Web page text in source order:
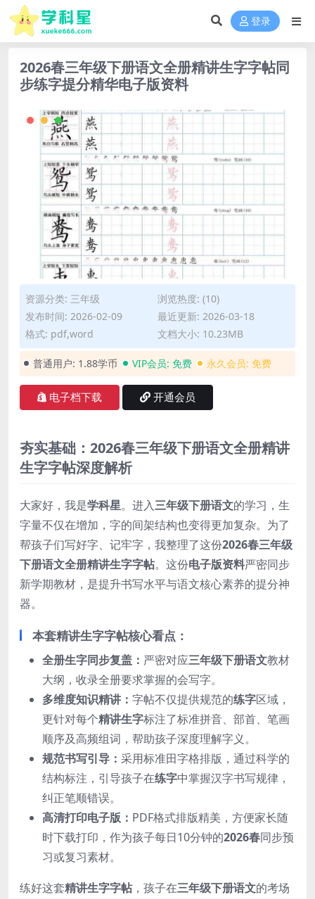
登录
2026春三年级下册语文全册精讲生字字帖同
步练字提分精华电子版资料
资源分类: 三年级
浏览热度: (10)
发布时间: 2026-02-09
最近更新: 2026-03-18
格式: pdf,word
文档大小: 10.23MB
普通用户: 1.88学币 VIP会员: 免费 永久会员: 免费
电子档下载 开通会员
夯实基础：2026春三年级下册语文全册精讲
生字字帖深度解析
大家好，我是学科星。进入三年级下册语文的学习，生
字量不仅在增加，字的间架结构也变得更加复杂。为了
帮孩子们写好字、记牢字，我整理了这份2026春三年级
下册语文全册精讲生字字帖。这份电子版资料严密同步
新学期教材，是提升书写水平与语文核心素养的提分神
器。
本套精讲生字字帖核心看点：
全册生字同步复盖： 严密对应三年级下册语文教材
大纲，收录全册要求掌握的会写字。
多维度知识精讲： 字帖不仅提供规范的练字区域，
更针对每个精讲生字标注了标准拼音、部首、笔画
顺序及高频组词，帮助孩子深度理解字义。
规范书写引导： 采用标准田字格排版，通过科学的
结构标注，引导孩子在练字中掌握汉字书写规律，
纠正笔顺错误。
高清打印电子版： PDF格式排版精美，方便家长随
时下载打印，作为孩子每日10分钟的2026春同步预
习或复习素材。
练好这套精讲生字字帖，孩子在三年级下册语文的考场